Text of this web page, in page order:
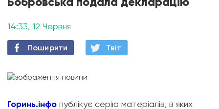
14:33, 12 Червня
Поширити Твiт
Горинь.інфо публікує серію матеріалів, в яких